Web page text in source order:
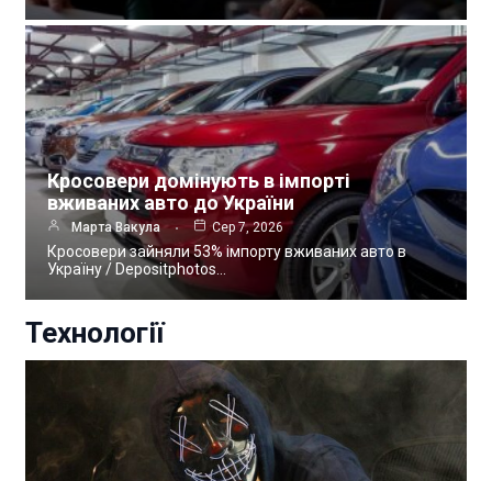
Кросовери домінують в імпорті
вживаних авто до України
Марта Вакула Сер 7, 2026
Кросовери зайняли 53% імпорту вживаних авто в
Україну / Depositphotos…
Технології